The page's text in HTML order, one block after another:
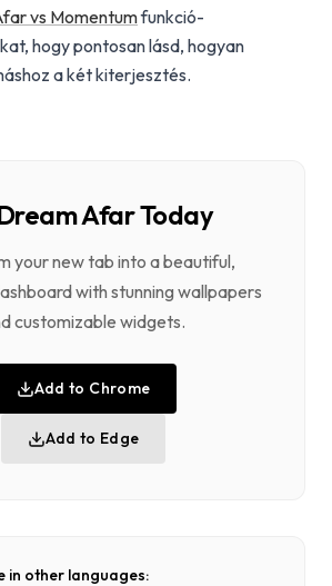
vs Momentumfunkció-
hogy pontosan lásd, hogyan
a két kiterjesztés.
Afar Today
your new tab into a beautiful,
with stunning wallpapers
customizable widgets.
Add to Chrome
Add to Edge
in other languages: